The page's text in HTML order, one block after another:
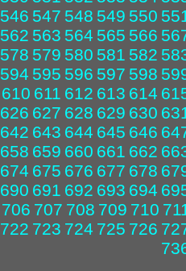
546 547 548 549 550
562 563 564 565 566
578 579 580 581 582
594 595 596 597 598
610 611 612 613 614
626 627 628 629 630
642 643 644 645 646
658 659 660 661 662
674 675 676 677 678
690 691 692 693 694
706 707 708 709 710
722 723 724 725 726